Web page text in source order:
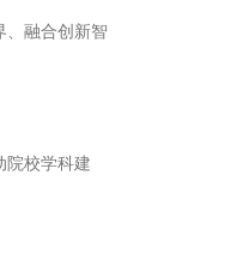
、融合创新智
院校学科建